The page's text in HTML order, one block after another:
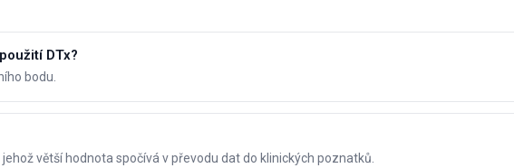
DTx?
bodu.
větší hodnota spočívá v převodu dat do klinických poznatků.